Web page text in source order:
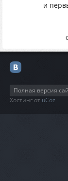
и
Полная версия
Хостинг от uCoz